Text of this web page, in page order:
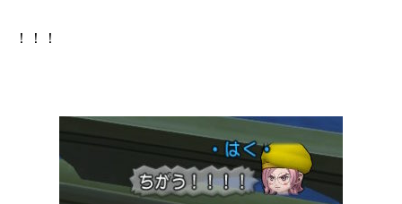
！！！